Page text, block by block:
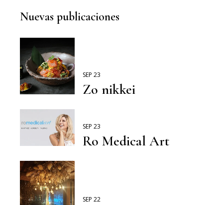
Nuevas publicaciones
SEP 23
Zo nikkei
SEP 23
Ro Medical Art
SEP 22